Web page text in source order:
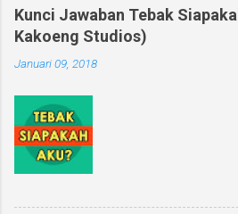
Kunci Jawaban Tebak
Kakoeng Studios)
Januari 09, 2018